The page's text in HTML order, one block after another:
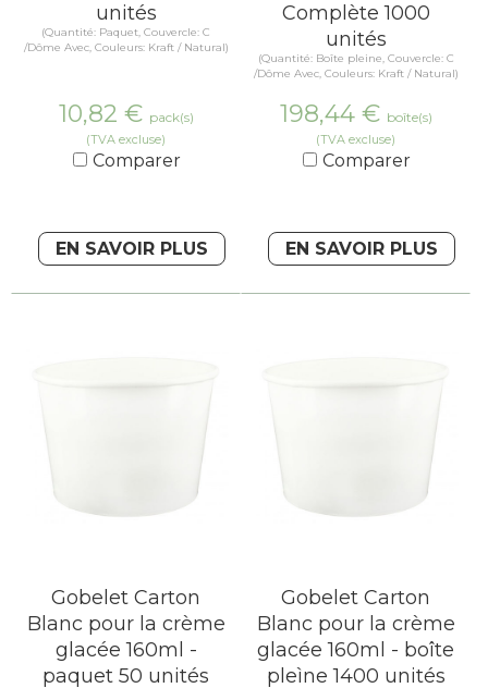
unités
(Quantité: Paquet, Couvercle: C
/Dôme Avec, Couleurs: Kraft / Natural)
10,82 € pack(s)
(TVA excluse)
Comparer
EN SAVOIR PLUS
Complète 1000
unités
(Quantité: Boîte pleine, Couvercle: C
/Dôme Avec, Couleurs: Kraft / Natural)
198,44 € boîte(s)
(TVA excluse)
Comparer
EN SAVOIR PLUS
Gobelet Carton
Blanc pour la crème
glacée 160ml -
paquet 50 unités
Gobelet Carton
Blanc pour la crème
glacée 160ml - boîte
pleìne 1400 unités